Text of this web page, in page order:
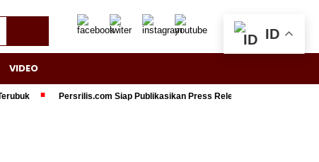
VIDEO
Persrilis.com Siap Publikasikan Press Release Anda, Jika Ingin Tampil
ID